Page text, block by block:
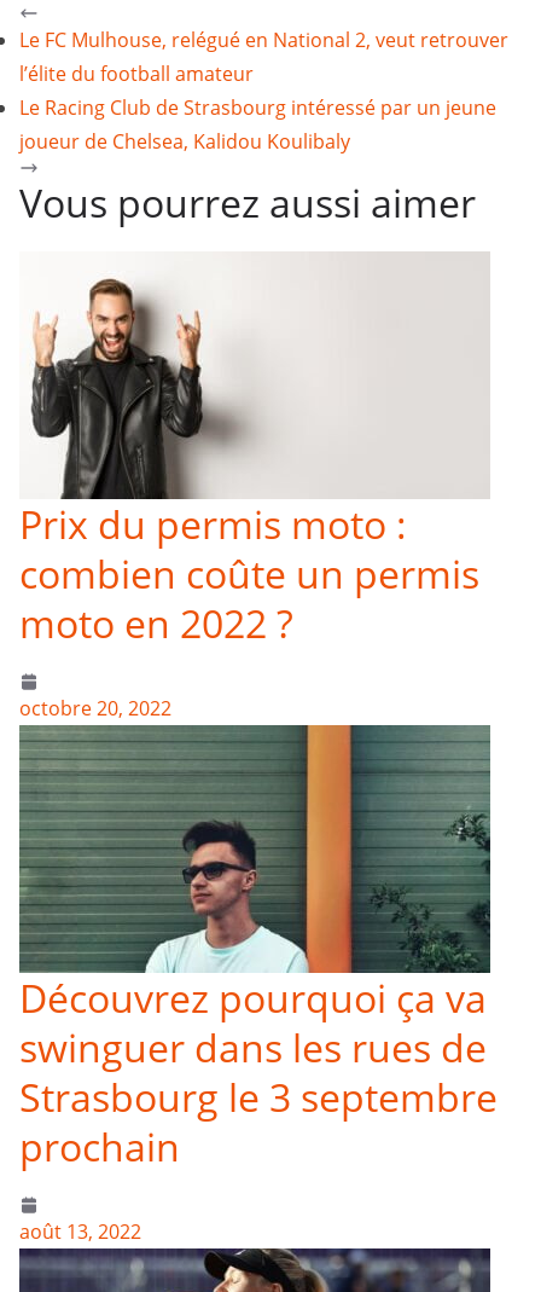
Le FC Mulhouse, relégué en National 2, veut retrouver
l’élite du football amateur
Le Racing Club de Strasbourg intéressé par un jeune
joueur de Chelsea, Kalidou Koulibaly
Vous pourrez aussi aimer
Prix du permis moto :
combien coûte un permis
moto en 2022 ?
octobre 20, 2022
Découvrez pourquoi ça va
swinguer dans les rues de
Strasbourg le 3 septembre
prochain
août 13, 2022